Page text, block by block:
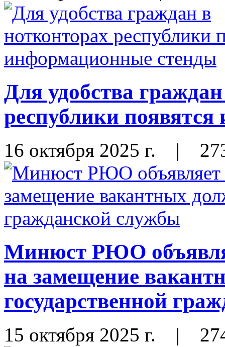
Для удобства
республики
16 октября 2025 г. |
Минюст РЮО
на замещение
государственной
15 октября 2025 г. |